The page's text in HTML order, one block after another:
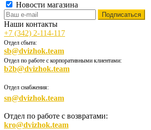
Новости магазина
Наши контакты
+7 (342) 2-114-117
Отдел сбыта:
sb@dvizhok.team
Отдел по работе с корпоративными клиентами:
b2b@dvizhok.team
Отдел снабжения:
sn@dvizhok.team
Отдел по работе с возвратами:
kro@dvizhok.team